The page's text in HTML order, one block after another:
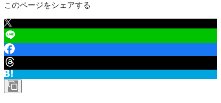
このページをシェアする